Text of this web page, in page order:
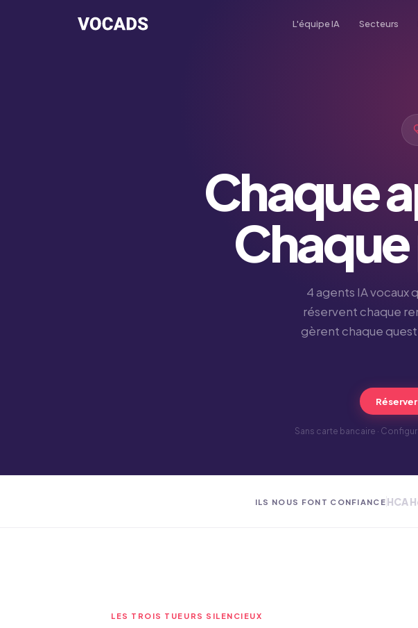
L'équipe IA
IA Support
Secteurs
Santé
Études de
Chaque
4 agents IA vocaux
réservent chaque
gèrent chaque
Sans carte bancaire ·
ILS NOUS FONT CONFIANCE HCA
LES TROIS TUEURS SILENCIEUX